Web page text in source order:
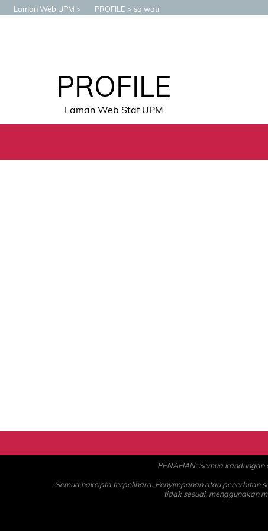
Laman Web UPM PROFILE salwati
PROFILE
Laman Web Staf UPM
PENAFIAN: Semua
Semua hakcipta terpelihara. Penyimpanan atau
tidak sesuai, menggunakan